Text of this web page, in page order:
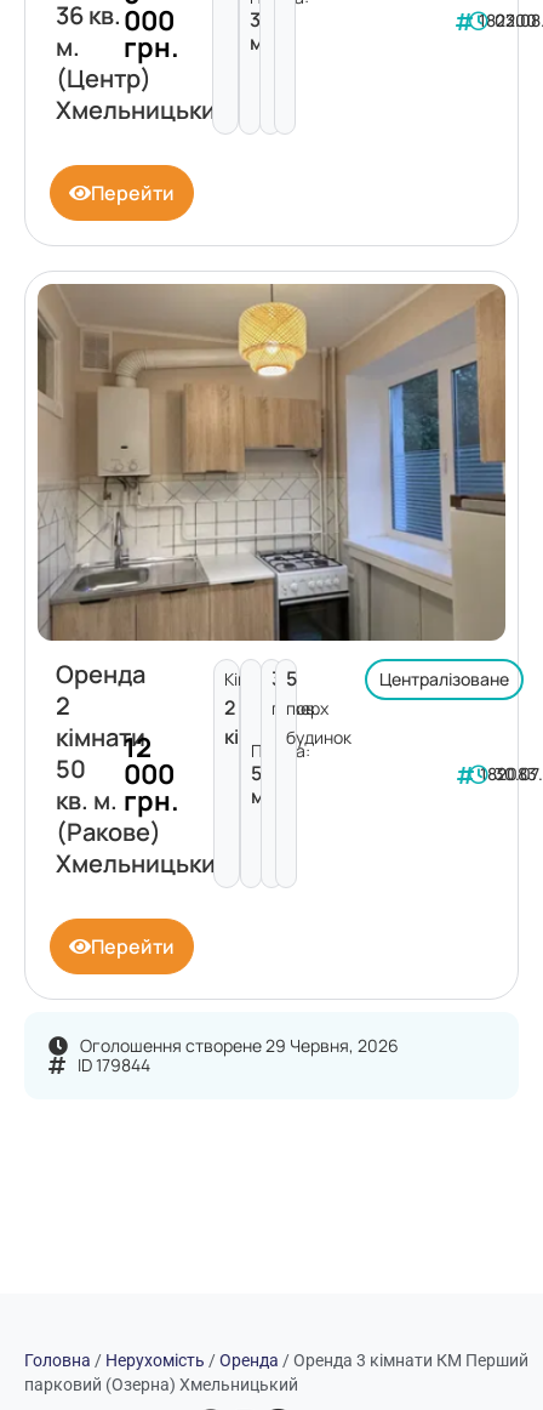
Оголошення створене 29 Червня, 2026
ID 179844
36 кв.
м.
(Центр)
Хмельницький
000
грн.
36
м²
182200
Перейти
Оренда
2
кімнати
50
кв. м.
(Ракове)
Хмельницький
12
000
грн.
Кімнат:
2
кімнати
Площа:
50
м²
3
поверх
5
пов.
будинок
Централізоване
182083
Перейти
Головна / Нерухомість /Оренда /Оренда 3 кімнати КМ Перший
парковий (Озерна) Хмельницький